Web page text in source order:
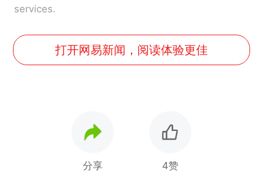
services.
打开网易新闻，阅读体验更佳
分享 4赞